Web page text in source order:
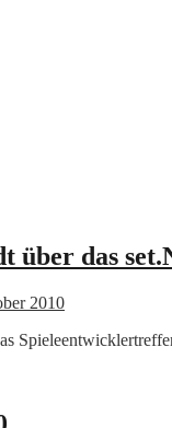
über das
2010